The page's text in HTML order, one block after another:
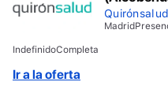
Quirónsalud
Madrid
IndefinidoCompleta
Ir a la oferta